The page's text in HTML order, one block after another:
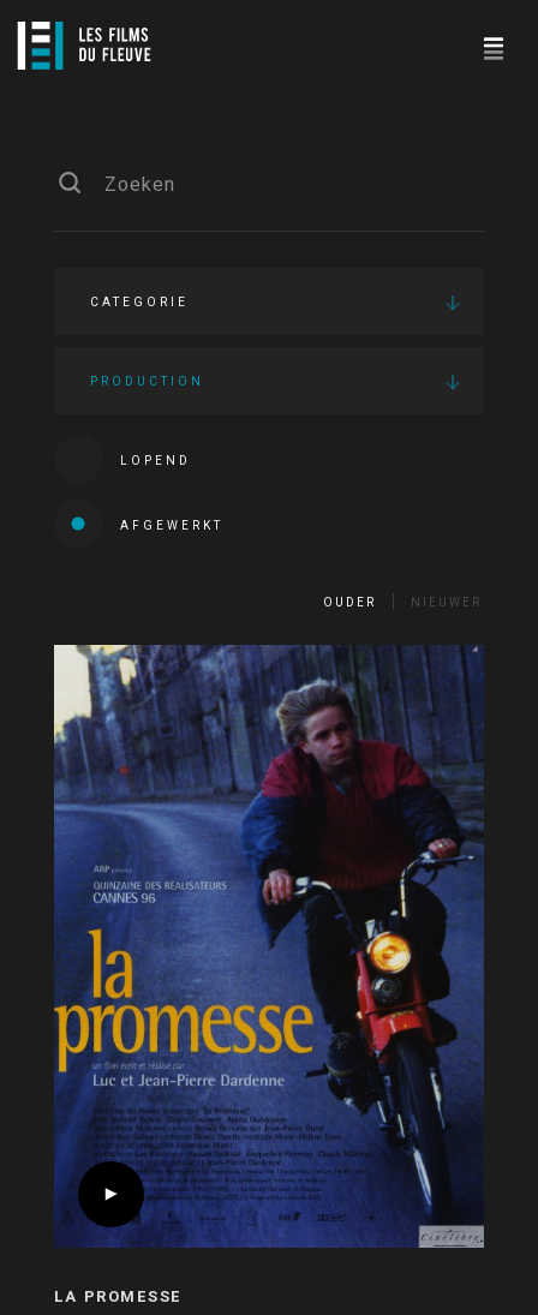
CATEGORIE
PRODUCTION
LOPEND
AFGEWERKT
OUDER NIEUWER
LA PROMESSE